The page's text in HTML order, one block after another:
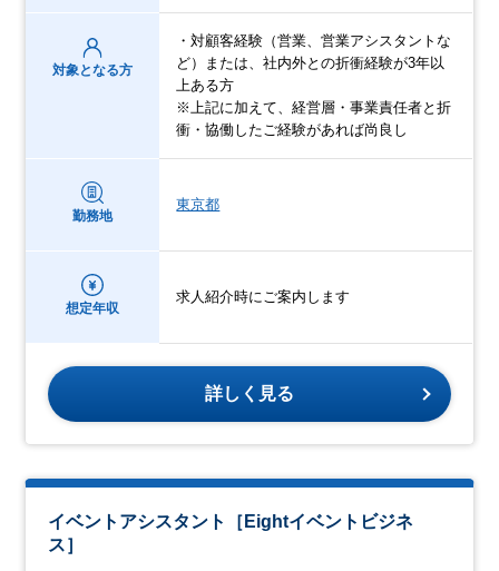
対象となる方
・対顧客経験（営業、営業アシスタントな
ど）または、社内外との折衝経験が3年以
上ある方
※上記に加えて、経営層・事業責任者と折
衝・協働したご経験があれば尚良し
勤務地
東京都
想定年収
求人紹介時にご案内します
詳しく見る
イベントアシスタント［Eightイベントビジネ
ス］